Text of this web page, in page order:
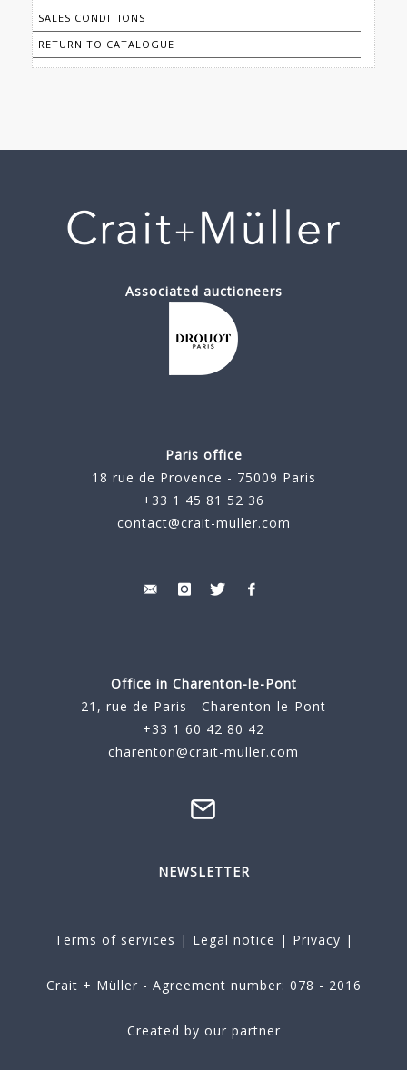
SALES CONDITIONS
RETURN TO CATALOGUE
Associated auctioneers
Paris office
18 rue de Provence - 75009 Paris
+33 1 45 81 52 36
contact@crait-muller.com
Office in Charenton-le-Pont
21, rue de Paris - Charenton-le-Pont
+33 1 60 42 80 42
charenton@crait-muller.com
NEWSLETTER
Terms of services | Legal notice | Privacy |
Crait + Müller - Agreement number: 078 - 2016
Created by our partner